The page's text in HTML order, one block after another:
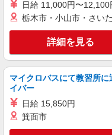
475円
茨城
キープ
パート
株式会社東光 筑波商品セ
梱包・
時
日給 11,000円〜12,100
栃木市・小山市・さい
詳細を見る
マイクロバスにて教習所
イバー
日給 15,850円
箕面市